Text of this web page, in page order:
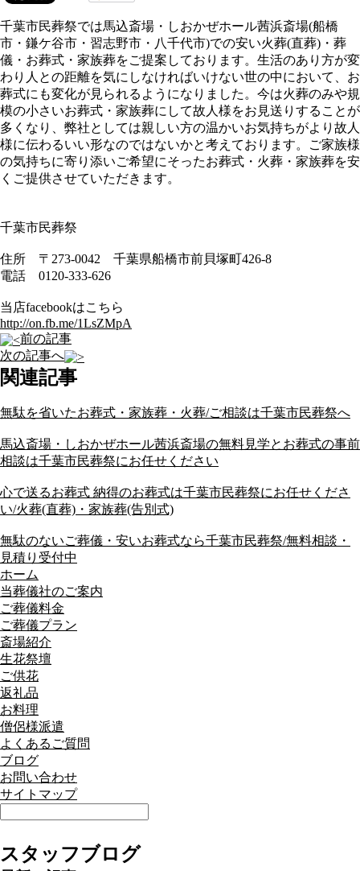
千葉市民葬祭では馬込斎場・しおかぜホール茜浜斎場(船橋
市・鎌ケ谷市・習志野市・八千代市)での安い火葬(直葬)・葬
儀・お葬式・家族葬をご提案しております。生活のあり方が変
わり人との距離を気にしなければいけない世の中において、お
葬式にも変化が見られるようになりました。今は火葬のみや規
模の小さいお葬式・家族葬にして故人様をお見送りすることが
多くなり、弊社としては親しい方の温かいお気持ちがより故人
様に伝わるいい形なのではないかと考えております。ご家族様
の気持ちに寄り添いご希望にそったお葬式・火葬・家族葬を安
くご提供させていただきます。
千葉市民葬祭
住所 〒273-0042 千葉県船橋市前貝塚町426-8
電話 0120-333-626
当店facebookはこちら
http://on.fb.me/1LsZMpA
前の記事
次の記事へ
関連記事
無駄を省いたお葬式・家族葬・火葬/ご相談は千葉市民葬祭へ
馬込斎場・しおかぜホール茜浜斎場の無料見学とお葬式の事前
相談は千葉市民葬祭にお任せください
心で送るお葬式 納得のお葬式は千葉市民葬祭にお任せくださ
い/火葬(直葬)・家族葬(告別式)
無駄のないご葬儀・安いお葬式なら千葉市民葬祭/無料相談・
見積り受付中
ホーム
当葬儀社のご案内
ご葬儀料金
ご葬儀プラン
斎場紹介
生花祭壇
ご供花
返礼品
お料理
僧侶様派遣
よくあるご質問
ブログ
お問い合わせ
サイトマップ
スタッフブログ